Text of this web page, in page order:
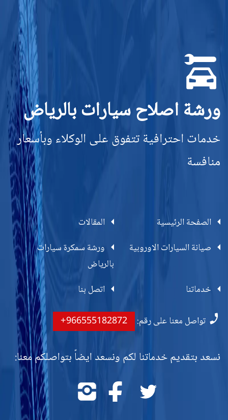
ورشة اصلاح سيارات بالرياض
خدمات احترافية تتفوق على الوكلاء وبأسعار
منافسة
الصفحة الرئيسية
المقالات
صيانة السيارات الاوروبية
ورشة سمكرة سيارات
بالرياض
خدماتنا
اتصل بنا
تواصل معنا على رقم: +966555182872
نسعد بتقديم خدماتنا لكم ونسعد ايضاً بتواصلكم معنا:
تابعنا
تابعنا
على